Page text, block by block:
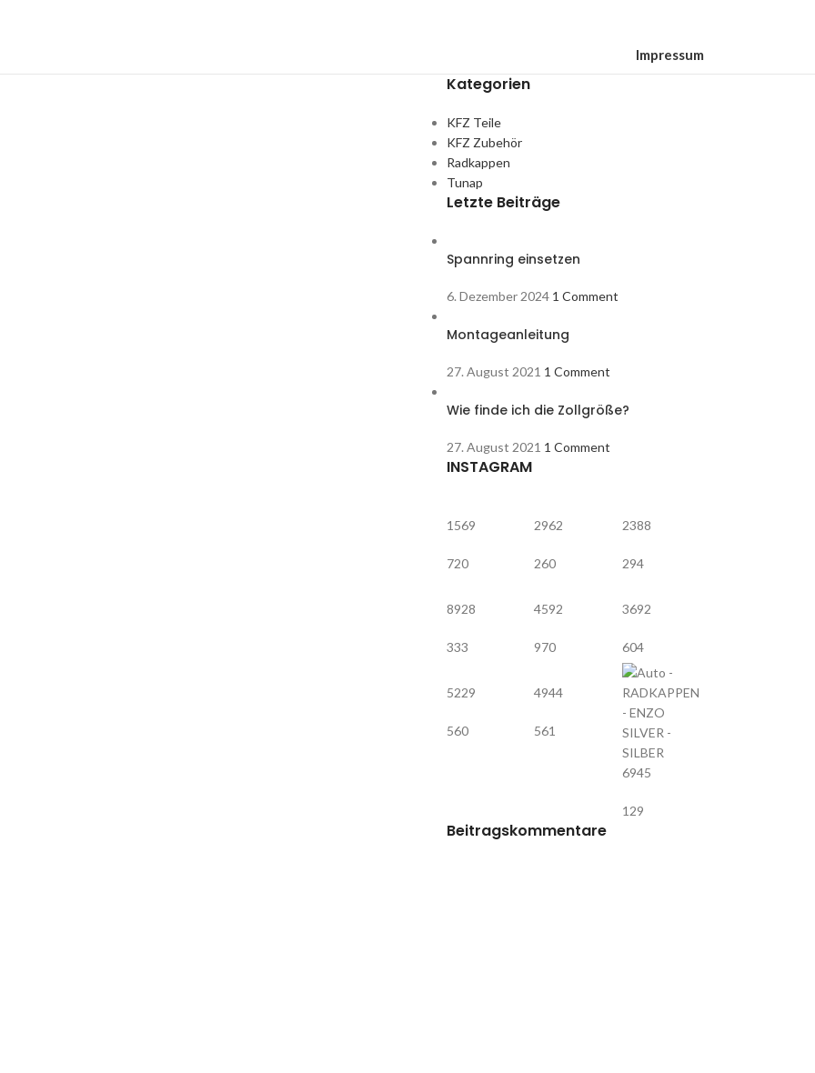
Impressum
Kategorien
KFZ Teile
KFZ Zubehör
Radkappen
Tunap
Letzte Beiträge
Spannring einsetzen
6. Dezember 2024 1 Comment
Montageanleitung
27. August 2021 1 Comment
Wie finde ich die Zollgröße?
27. August 2021 1 Comment
INSTAGRAM
1569
720
2962
260
2388
294
8928
333
4592
970
3692
604
5229
560
4944
561
6945
129
Beitragskommentare